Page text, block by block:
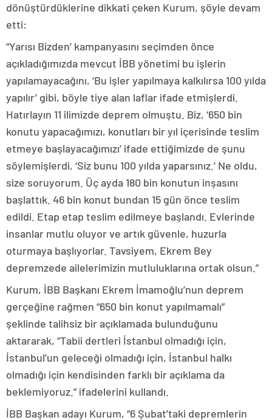
dönüştürdüklerine dikkati çeken Kurum, şöyle devam
etti:
“Yarısı Bizden’ kampanyasını seçimden önce
açıkladığımızda mevcut İBB yönetimi bu işlerin
yapılamayacağını, ‘Bu işler yapılmaya kalkılırsa 100 yılda
yapılır’ gibi, böyle tiye alan laflar ifade etmişlerdi.
Hatırlayın 11 ilimizde deprem olmuştu. Biz, ‘650 bin
konutu yapacağımızı, konutları bir yıl içerisinde teslim
etmeye başlayacağımızı’ ifade ettiğimizde de şunu
söylemişlerdi, ‘Siz bunu 100 yılda yaparsınız.’ Ne oldu,
size soruyorum. Üç ayda 180 bin konutun inşasını
başlattık. 46 bin konut bundan 15 gün önce teslim
edildi. Etap etap teslim edilmeye başlandı. Evlerinde
insanlar mutlu oluyor ve artık güvenle, huzurla
oturmaya başlıyorlar. Tavsiyem, Ekrem Bey
depremzede ailelerimizin mutluluklarına ortak olsun.”
Kurum, İBB Başkanı Ekrem İmamoğlu’nun deprem
gerçeğine rağmen “650 bin konut yapılmamalı”
şeklinde talihsiz bir açıklamada bulunduğunu
aktararak, “Tabii dertleri İstanbul olmadığı için,
İstanbul’un geleceği olmadığı için, İstanbul halkı
olmadığı için kendisinden farklı bir açıklama da
beklemiyoruz.” ifadelerini kullandı.
İBB Başkan adayı Kurum, “6 Şubat’taki depremlerin